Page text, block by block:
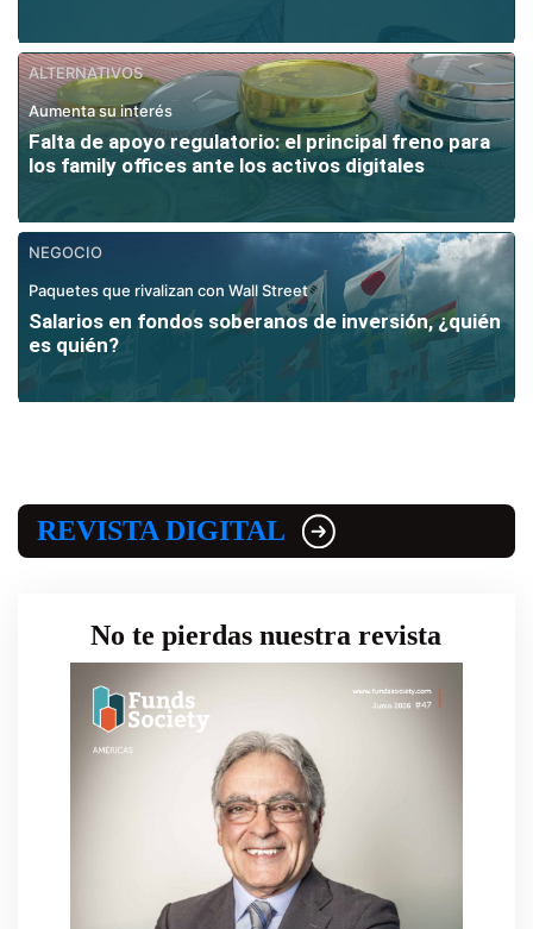
ALTERNATIVOS
Aumenta su interés
Falta de apoyo regulatorio: el principal freno para
los family offices ante los activos digitales
NEGOCIO
Paquetes que rivalizan con Wall Street
Salarios en fondos soberanos de inversión, ¿quién
es quién?
REVISTA DIGITAL
No te pierdas nuestra revista